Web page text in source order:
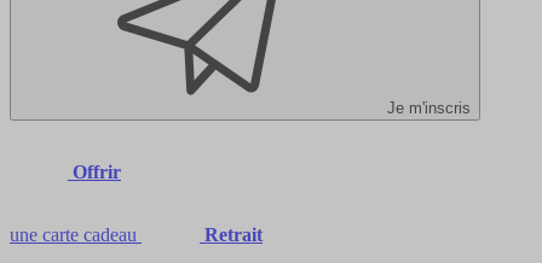
Je m'inscris
Offrir
une carte cadeau Retrait